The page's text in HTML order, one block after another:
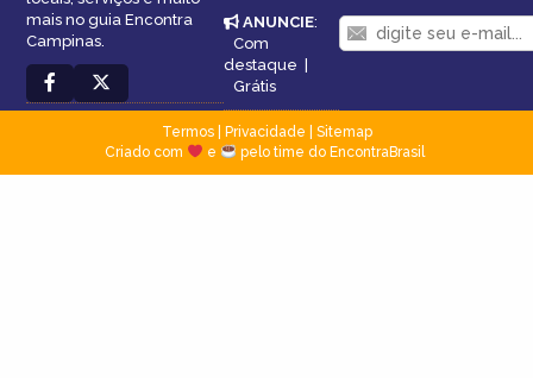
mais no guia Encontra
Campinas.
ANUNCIE:
Com
destaque |
Grátis
Termos| Privacidade
Sitemap
Criado com
e pelo time do EncontraBrasil